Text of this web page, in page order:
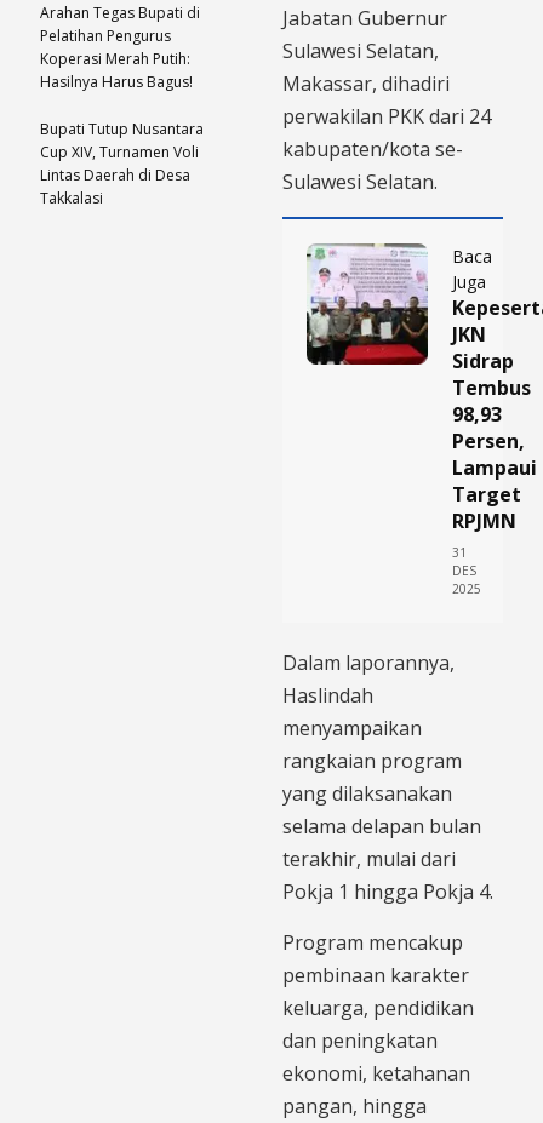
Jabatan Gubernur
Sulawesi Selatan,
Makassar, dihadiri
perwakilan PKK dari 24
kabupaten/kota se-
Sulawesi Selatan.
Baca
Juga
JKN
Sidrap
Tembus
98,93
Persen,
Lampaui
Target
RPJMN
31
DES
2025
Dalam laporannya,
Haslindah
menyampaikan
rangkaian program
yang dilaksanakan
selama delapan bulan
terakhir, mulai dari
Pokja 1 hingga Pokja 4.
Program mencakup
pembinaan karakter
keluarga, pendidikan
dan peningkatan
ekonomi, ketahanan
pangan, hingga
Arahan Tegas Bupati di
Pelatihan Pengurus
Koperasi Merah Putih:
Hasilnya Harus Bagus!
Bupati Tutup Nusantara
Cup XIV, Turnamen Voli
Lintas Daerah di Desa
Takkalasi